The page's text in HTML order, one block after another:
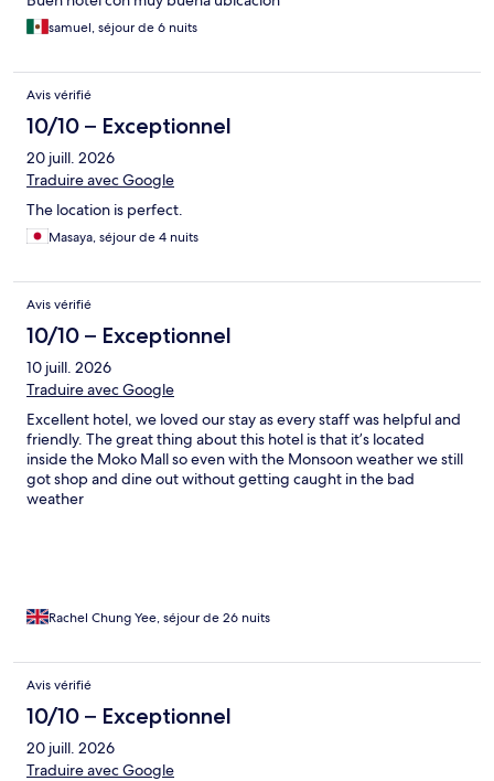
samuel, séjour de 6 nuits
Avis vérifié
10/10 – Exceptionnel
20 juill. 2026
Traduire avec Google
The location is perfect.
Masaya, séjour de 4 nuits
Avis vérifié
10/10 – Exceptionnel
10 juill. 2026
Traduire avec Google
Excellent hotel, we loved our stay as every staff was helpful and
friendly. The great thing about this hotel is that it’s located
inside the Moko Mall so even with the Monsoon weather we still
got shop and dine out without getting caught in the bad
weather
Rachel Chung Yee, séjour de 26 nuits
Avis vérifié
10/10 – Exceptionnel
20 juill. 2026
Traduire avec Google